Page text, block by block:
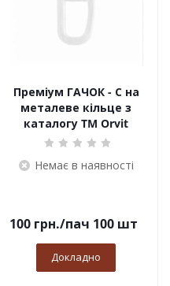
Преміум ГАЧОК - С на
металеве кільце з
каталогу TM Orvit
Немає в наявності
100грн./пач 100 шт
Докладно